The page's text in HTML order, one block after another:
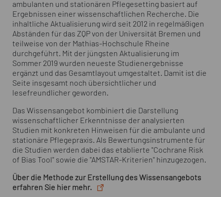
ambulanten und stationären Pflegesetting basiert auf
Ergebnissen einer wissenschaftlichen Recherche. Die
inhaltliche Aktualisierung wird seit 2012 in regelmäßigen
Abständen für das ZQP von der Universität Bremen und
teilweise von der Mathias-Hochschule Rheine
durchgeführt. Mit der jüngsten Aktualisierung im
Sommer 2019 wurden neueste Studienergebnisse
ergänzt und das Gesamtlayout umgestaltet. Damit ist die
Seite insgesamt noch übersichtlicher und
lesefreundlicher geworden.
Das Wissensangebot kombiniert die Darstellung
wissenschaftlicher Erkenntnisse der analysierten
Studien mit konkreten Hinweisen für die ambulante und
stationäre Pflegepraxis. Als Bewertungsinstrumente für
die Studien werden dabei das etablierte "Cochrane Risk
of Bias Tool" sowie die "AMSTAR-Kriterien" hinzugezogen.
Über die Methode zur Erstellung des Wissensangebots
erfahren Sie hier mehr.